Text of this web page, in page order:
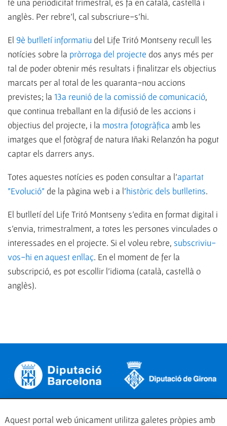
té una periodicitat trimestral, es fa en català, castellà i
anglès. Per rebre’l, cal subscriure-s’hi.
El 9è butlletí informatiu del Life Tritó Montseny recull les
notícies sobre la pròrroga del projecte dos anys més per
tal de poder obtenir més resultats i finalitzar els objectius
marcats per al total de les quaranta-nou accions
previstes; la 13a reunió de la comissió de comunicació,
que continua treballant en la difusió de les accions i
objectius del projecte, i la mostra fotogràfica amb les
imatges que el fotògraf de natura Iñaki Relanzón ha pogut
captar els darrers anys.
Totes aquestes notícies es poden consultar a l'apartat
"Evolució" de la pàgina web i a l'històric dels butlletins.
El butlletí del Life Tritó Montseny s'edita en format digital i
s'envia, trimestralment, a totes les persones vinculades o
interessades en el projecte. Si el voleu rebre, subscriviu-
vos-hi en aquest enllaç. En el moment de fer la
subscripció, es pot escollir l'idioma (català, castellà o
anglès).
Aquest portal web únicament utilitza galetes pròpies amb